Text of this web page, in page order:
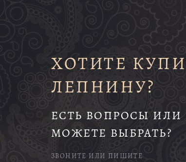
ХОТИТЕ
ЛЕПНИНУ?
ЕСТЬ ВОПРОСЫ ИЛИ
МОЖЕТЕ ВЫБРАТЬ?
ЗВОНИТЕ ИЛИ ПИШИТЕ